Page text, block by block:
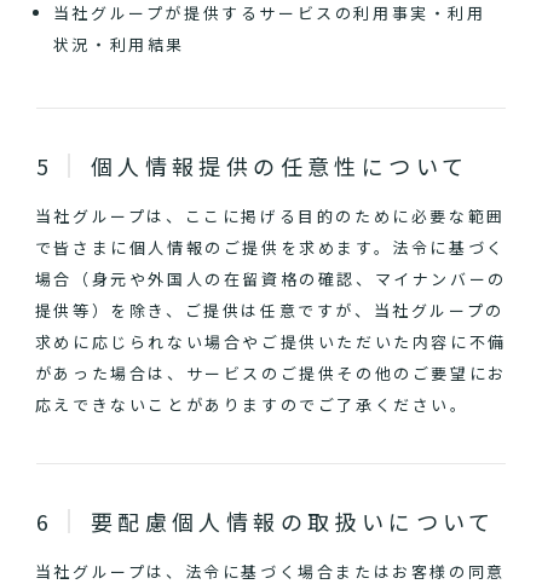
当社グループが提供するサービスの利用事実・利用
状況・利用結果
個人情報提供の任意性について
当社グループは、ここに掲げる目的のために必要な範囲
で皆さまに個人情報のご提供を求めます。法令に基づく
場合（身元や外国人の在留資格の確認、マイナンバーの
提供等）を除き、ご提供は任意ですが、当社グループの
求めに応じられない場合やご提供いただいた内容に不備
があった場合は、サービスのご提供その他のご要望にお
応えできないことがありますのでご了承ください。
要配慮個人情報の取扱いについて
当社グループは、法令に基づく場合またはお客様の同意